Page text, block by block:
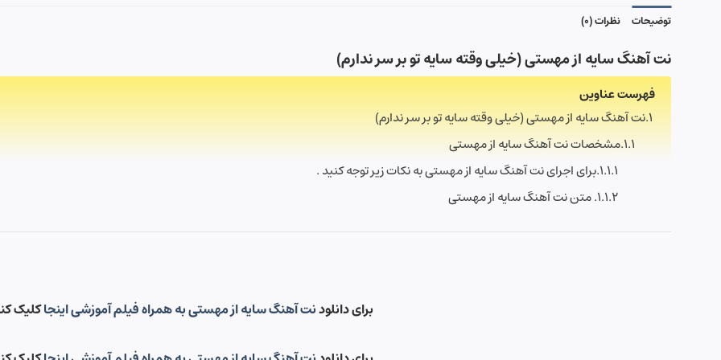
توضیحات نظرات (0)
نت آهنگ سایه از مهستی (خیلی وقته سایه تو بر سر ندارم)
فهرست عناوین
نت آهنگ سایه از مهستی (خیلی وقته سایه تو بر سر ندارم)
مشخصات نت آهنگ سایه از مهستی
برای اجرای نت آهنگ سایه از مهستی به نکات زیر توجه کنید .
متن نت آهنگ سایه از مهستی
برای دانلودنت آهنگ سایه از مهستی به همراه فیلم آموزشی اینجاکلیک